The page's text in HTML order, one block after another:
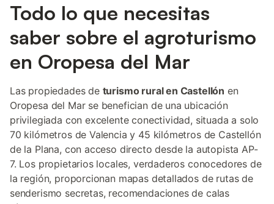
Todo lo que necesitas
saber sobre el agroturismo
en Oropesa del Mar
Las propiedades de turismo rural en Castellón en
Oropesa del Mar se benefician de una ubicación
privilegiada con excelente conectividad, situada a solo
70 kilómetros de Valencia y 45 kilómetros de Castellón
de la Plana, con acceso directo desde la autopista AP-
7. Los propietarios locales, verdaderos conocedores de
la región, proporcionan mapas detallados de rutas de
senderismo secretas, recomendaciones de calas